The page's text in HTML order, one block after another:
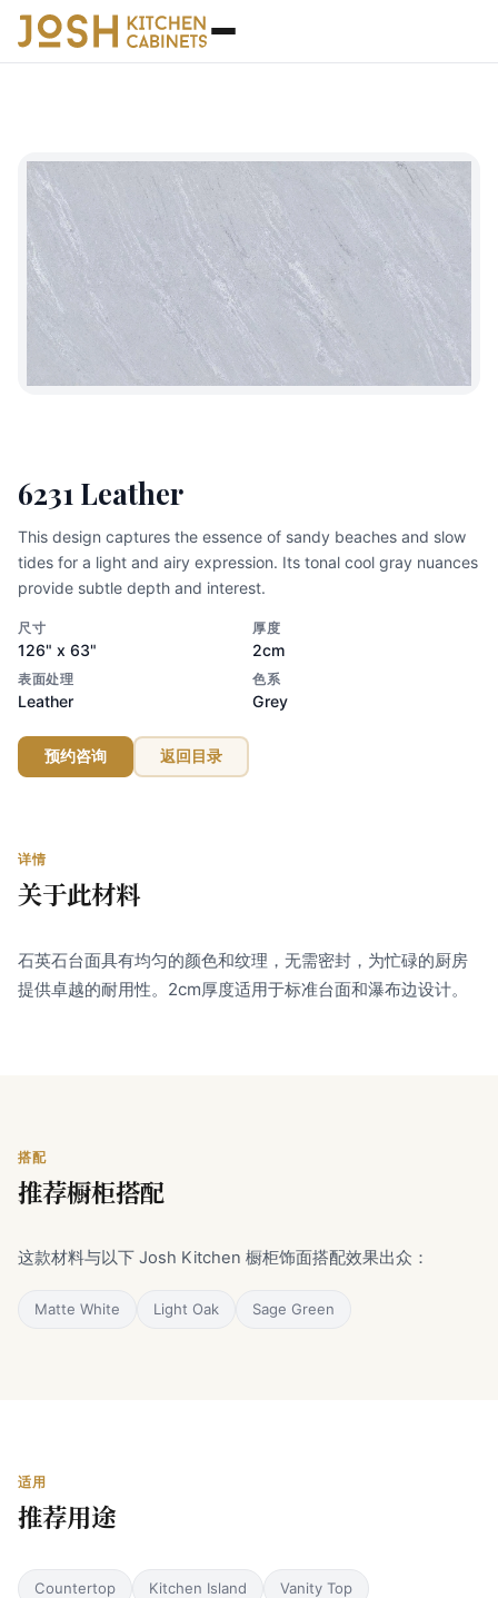
6231 Leather
This design captures the essence of sandy beaches and slow
tides for a light and airy expression. Its tonal cool gray nuances
provide subtle depth and interest.
尺寸
126" x 63"
厚度
2cm
表面处理
Leather
色系
Grey
预约咨询 返回目录
详情
关于此材料
石英石台面具有均匀的颜色和纹理，无需密封，为忙碌的厨房
提供卓越的耐用性。2cm厚度适用于标准台面和瀑布边设计。
搭配
推荐橱柜搭配
这款材料与以下 Josh Kitchen 橱柜饰面搭配效果出众：
Matte White Light Oak Sage Green
适用
推荐用途
Countertop Kitchen Island Vanity Top